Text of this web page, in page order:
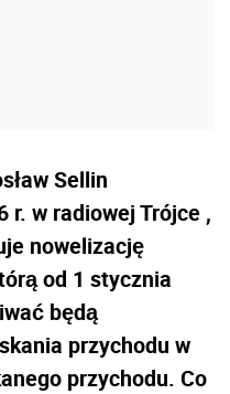
Sellin
r. w radiowej Trójce ,
nowelizację
od 1 stycznia
będą
przychodu w
przychodu. Co